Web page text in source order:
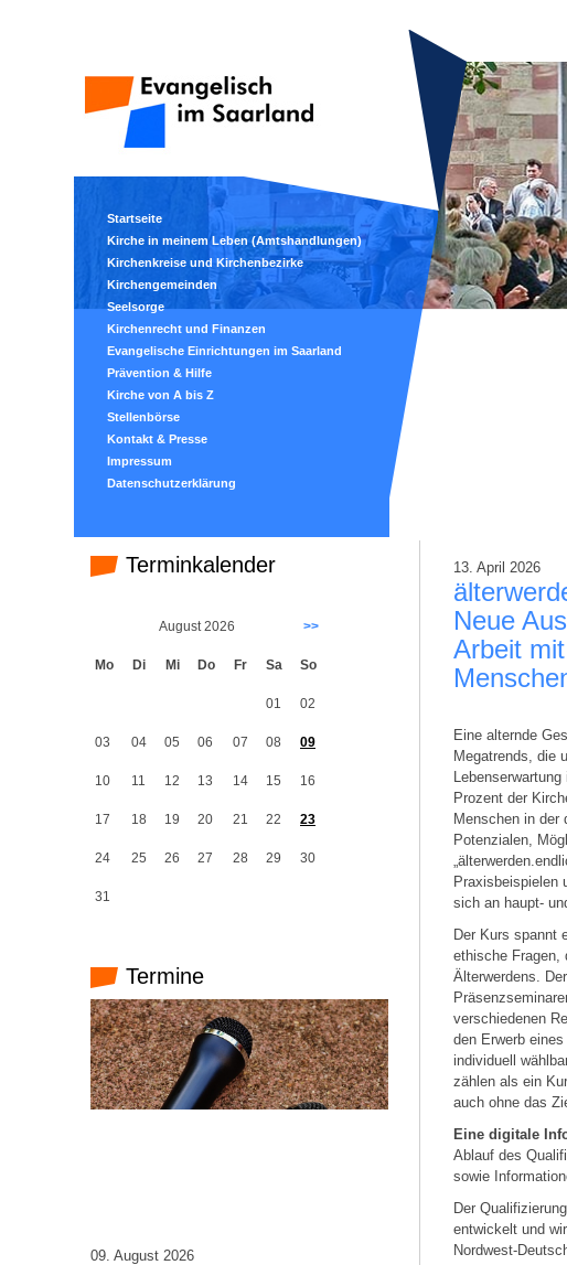
Startseite
Kirche in meinem Leben (Amtshandlungen)
Kirchenkreise und Kirchenbezirke
Kirchengemeinden
Seelsorge
Kirchenrecht und Finanzen
Evangelische Einrichtungen im Saarland
Prävention & Hilfe
Kirche von A bis Z
Stellenbörse
Kontakt & Presse
Impressum
Datenschutzerklärung
Terminkalender
August 2026 >>
Mo Di Mi Do Fr Sa So
01 02
03 04 05 06 07 08 09
10 11 12 13 14 15 16
17 18 19 20 21 22 23
24 25 26 27 28 29 30
31
Termine
09. August 2026
13. April 2026
Neue
Arbeit
Eine alternde
Megatrends, die
Prozent der
Menschen in der
Potenzialen,
Praxisbeispielen
sich an haupt-
Der Kurs spannt
ethische Fragen,
Älterwerdens.
verschiedenen
den Erwerb
individuell
zählen als ein
auch ohne das
Eine digitale
Ablauf des
sowie
Der
entwickelt und
Nordwest-